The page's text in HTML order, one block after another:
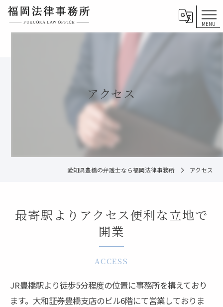
アクセス
愛知県豊橋の弁護士なら福岡法律事務所 アクセス
最寄駅よりアクセス便利な立地で
開業
ACCESS
JR豊橋駅より徒歩5分程度の位置に事務所を構えており
ます。大和証券豊橋支店のビル6階にて営業しておりま